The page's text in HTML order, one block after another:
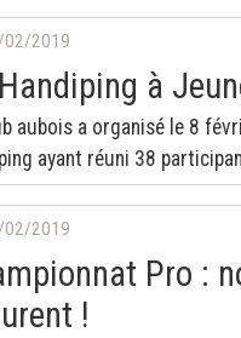
02/2019
à
aubois a organisé le 8
ayant réuni 38
02/2019
Pro :
!